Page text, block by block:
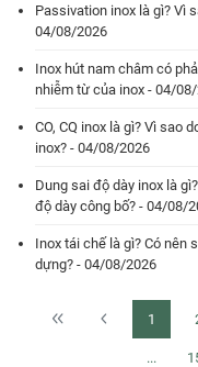
Passivation inox là gì? Vì
04/08/2026
Inox hút nam châm có
nhiễm từ của inox - 04/
CO, CQ inox là gì? Vì sao
inox? - 04/08/2026
Dung sai độ dày inox là
độ dày công bố? - 04/08/
Inox tái chế là gì? Có nên
dựng? - 04/08/2026
1
...